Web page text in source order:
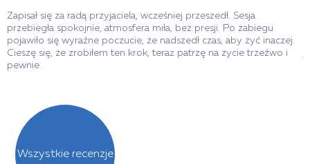
Zapisał się za radą przyjaciela, wcześniej przeszedł. Sesja
przebiegła spokojnie, atmosfera miła, bez presji. Po zabiegu
pojawiło się wyraźne poczucie, że nadszedł czas, aby żyć inaczej.
Cieszę się, że zrobiłem ten krok, teraz patrzę na życie trzeźwo i
pewnie.
Wszystkie recenzje